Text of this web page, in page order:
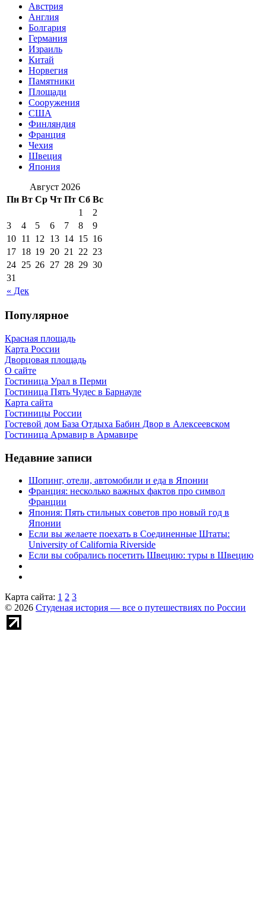
Австрия
Англия
Болгария
Германия
Израиль
Китай
Норвегия
Памятники
Площади
Сооружения
США
Финляндия
Франция
Чехия
Швеция
Япония
Август 2026
Пн Вт Ср Чт Пт Сб Вс
« Дек
1
2
3
4 5 6 7 8
9
10 11 12 13 14 15 16
17 18 19 20 21 22 23
24 25 26 27 28 29 30
31
Популярное
Красная площадь
Карта России
Дворцовая площадь
О сайте
Гостиница Урал в Перми
Гостиница Пять Чудес в Барнауле
Карта сайта
Гостиницы России
Гостевой дом База Отдыха Бабин Двор в Алексеевском
Гостиница Армавир в Армавире
Недавние записи
Шопинг, отели, автомобили и еда в Японии
Франция: несколько важных фактов про символ
Франции
Япония: Пять стильных советов про новый год в
Японии
Если вы желаете поехать в Соединенные Штаты:
University of California Riverside
Если вы собрались посетить Швецию: туры в Швецию
Карта сайта: 1 2 3
© 2026 Студеная история — все о путешествиях по России